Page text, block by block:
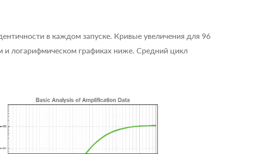
в каждом запуске. Кривые увеличения для 96
логарифмическом графиках ниже. Средний цикл